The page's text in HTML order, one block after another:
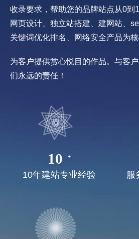
支持多种独立语言站点与小语种地区
收录要求，帮助您的品牌站点从0到
网页设计、独立站搭建、建网站、
为客户提供赏心悦目的作品。与客户
10